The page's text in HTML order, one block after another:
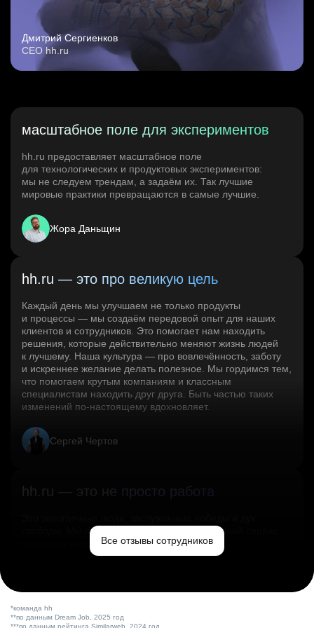
Дмитрий Сергиенков
CEO hh.ru
масштабное поле для экспериментов
hh.ru предоставляет масштабное поле
для технологических и продуктовых экспериментов:
мы не следуем трендам, а задаём их. Так лучшие
мировые практики превращаются в самые лучшие.
Жора Даньщин
hh.ru — это про великую цель
Каждый день мы улучшаем не только продукты
и процессы — мы создаём передовой опыт для наших
клиентов и сотрудников. Это помогает нам находить
решения, которые действительно меняют жизнь людей
к лучшему. Наша культура — про вовлечённость, заботу
и искреннее желание делать полезное. Мы гордимся тем,
что помогаем крутым компаниям и классным
специалистам находить друг друга. Быть частью таких
изменений по‑настоящему вдохновляет.
Сергей Чертов
hh.ru — это не просто работа
свободы. Мы помогаем миру и создаём лучший сервис
по поиску работы в стране.Все отзывы сотрудников
*команда hh
**по данным Dream Job, 2025 год
***по данным рейтинга Similarweb, 2024 год